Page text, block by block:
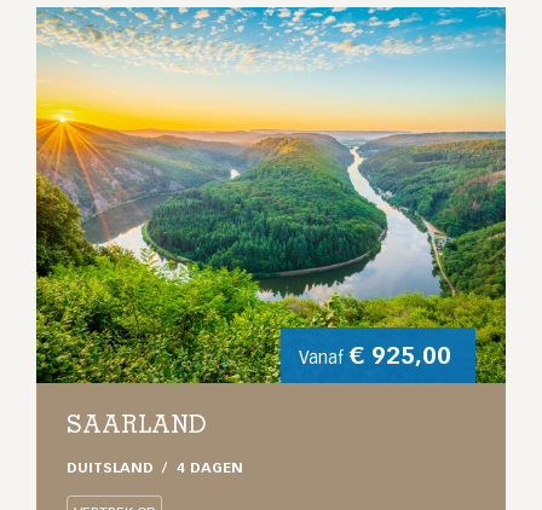
Vanaf € 925,00
SAARLAND
DUITSLAND 4 DAGEN